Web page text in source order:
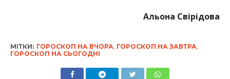
Альона Свірідова
МІТКИ: ГОРОСКОП НА ВЧОРА ГОРОСКОП НА ЗАВТРА
ГОРОСКОП НА СЬОГОДНІ